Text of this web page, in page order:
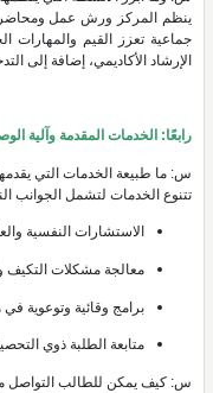
ينظم المركز ورش عمل
جماعية تعزز القيم والمهارات
الإرشاد الأكاديمي، إضافة إلى
رابعًا: الخدمات المقدمة وآلية
س: ما طبيعة الخدمات التي
تتنوع الخدمات لتشمل الجوانب
الاستشارات النفسية
معالجة مشكلات التكيف
برامج وقائية وتوعوية
متابعة الطلبة ذوي
س: كيف يمكن للطالب التواصل